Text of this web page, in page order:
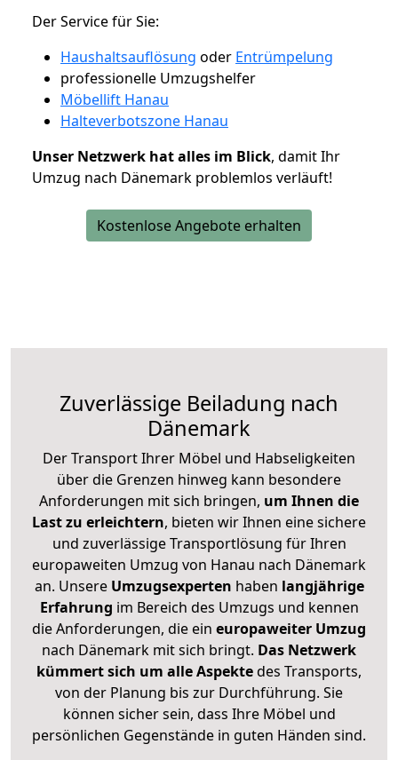
Der Service für Sie:
Haushaltsauflösung oder Entrümpelung
professionelle Umzugshelfer
Möbellift Hanau
Halteverbotszone Hanau
Unser Netzwerk hat alles im Blick, damit Ihr
Umzug nach Dänemark problemlos verläuft!
Kostenlose Angebote erhalten
Zuverlässige Beiladung nach
Dänemark
Der Transport Ihrer Möbel und Habseligkeiten
über die Grenzen hinweg kann besondere
Anforderungen mit sich bringen, um Ihnen die
Last zu erleichtern, bieten wir Ihnen eine sichere
und zuverlässige Transportlösung für Ihren
europaweiten Umzug von Hanau nach Dänemark
an. Unsere Umzugsexperten haben langjährige
Erfahrung im Bereich des Umzugs und kennen
die Anforderungen, die ein europaweiter Umzug
nach Dänemark mit sich bringt. Das Netzwerk
kümmert sich um alle Aspektedes Transports,
von der Planung bis zur Durchführung. Sie
können sicher sein, dass Ihre Möbel und
persönlichen Gegenstände in guten Händen sind.